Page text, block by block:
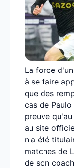
La force
à se faire
que des
cas de
preuve
au site
n'a été
matches de
de son